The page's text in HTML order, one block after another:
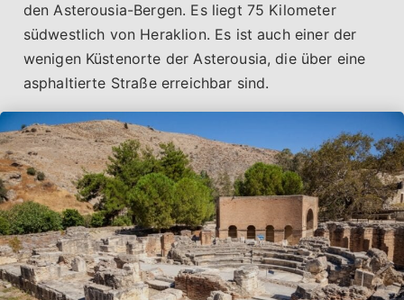
den Asterousia-Bergen. Es liegt 75 Kilometer
südwestlich von Heraklion. Es ist auch einer der
wenigen Küstenorte der Asterousia, die über eine
asphaltierte Straße erreichbar sind.